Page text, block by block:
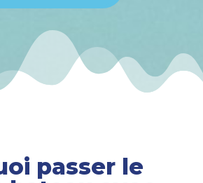
passer le